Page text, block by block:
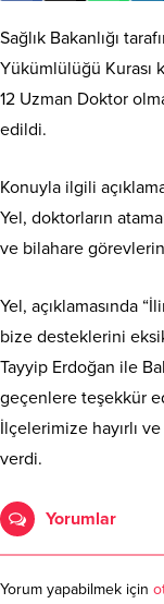
Sağlık Bakanlığı
Yükümlülüğü Kurası
12 Uzman Doktor
edildi.
Konuyla ilgili
Yel, doktorların
ve bilahare
Yel, açıklamasında
bize desteklerini
Tayyip Erdoğan ile
geçenlere teşekkür
İlçelerimize hayırlı
verdi.
Yorumlar
Yorum yapabilmek için